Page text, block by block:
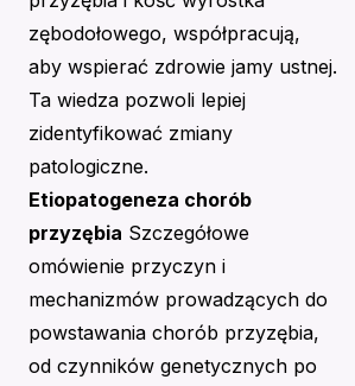
zębodołowego, współpracują,
aby wspierać zdrowie jamy ustnej.
Ta wiedza pozwoli lepiej
zidentyfikować zmiany
patologiczne.
Etiopatogeneza chorób
przyzębia Szczegółowe
omówienie przyczyn i
mechanizmów prowadzących do
powstawania chorób przyzębia,
od czynników genetycznych po